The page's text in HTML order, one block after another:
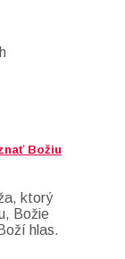
Božiu
ktorý
Božie
hlas.